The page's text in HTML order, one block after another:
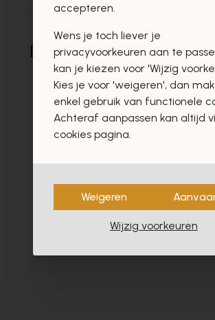
Deze producten zullen
vast ook
accepteren.
Wens je toch liever je
privacyvoorkeuren aan te
kan je kiezen voor 'Wijzig
Kies je voor 'weigeren', dan
enkel gebruik van functionele
Achteraf aanpassen kan altijd
cookies pagina.
Weigeren
Wijzig voorkeuren